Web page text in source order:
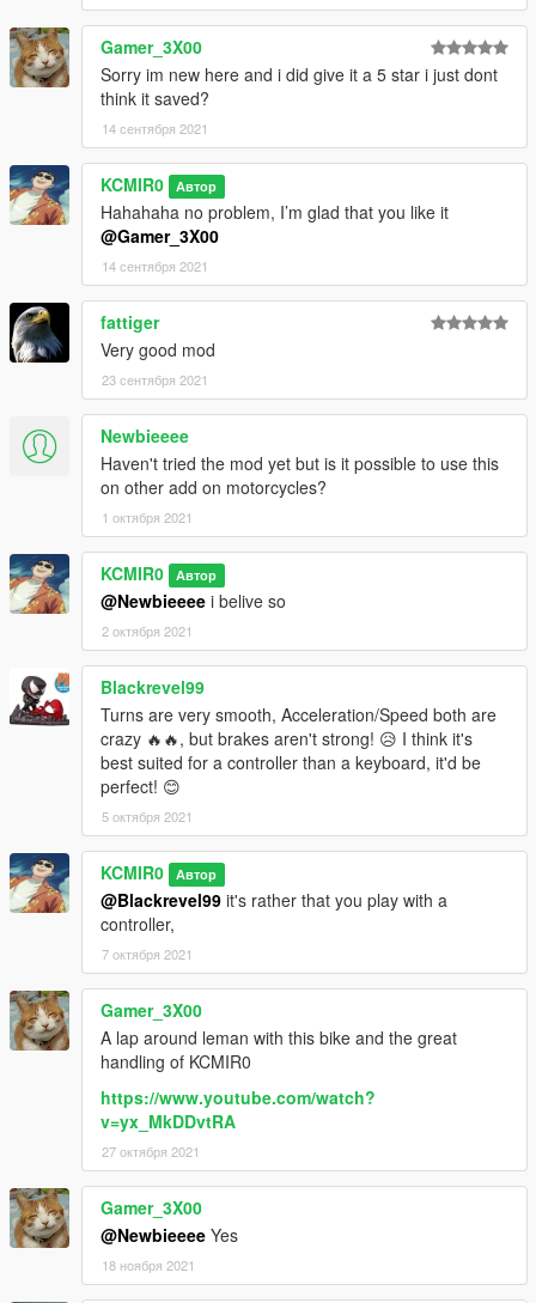
Gamer_3X00
Sorry im new here and i did give it a 5 star i just dont
think it saved?
14 сентября 2021
KCMIR0 Автор
Hahahaha no problem, I’m glad that you like it
@Gamer_3X00
14 сентября 2021
fattiger
Very good mod
23 сентября 2021
Newbieeee
Haven't tried the mod yet but is it possible to use this
on other add on motorcycles?
1 октября 2021
KCMIR0 Автор
@Newbieeee i belive so
2 октября 2021
Blackrevel99
Turns are very smooth, Acceleration/Speed both are
crazy 🔥🔥, but brakes aren't strong! 😥 I think it's
best suited for a controller than a keyboard, it'd be
perfect! 😊
5 октября 2021
KCMIR0 Автор
@Blackrevel99 it's rather that you play with a
controller,
7 октября 2021
Gamer_3X00
A lap around leman with this bike and the great
handling of KCMIR0
https://www.youtube.com/watch?
v=yx_MkDDvtRA
27 октября 2021
Gamer_3X00
@Newbieeee Yes
18 ноября 2021